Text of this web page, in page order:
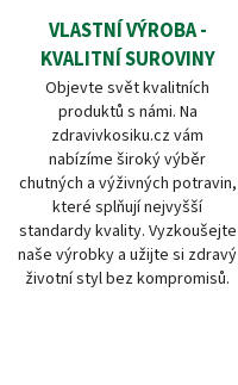
VLASTNÍ VÝROBA -
KVALITNÍ SUROVINY
Objevte svět kvalitních
produktů s námi. Na
zdravivkosiku.cz vám
nabízíme široký výběr
chutných a výživných potravin,
které splňují nejvyšší
standardy kvality. Vyzkoušejte
naše výrobky a užijte si zdravý
životní styl bez kompromisů.